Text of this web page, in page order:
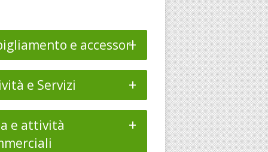
e accessori
+
e Servizi +
e attività
+